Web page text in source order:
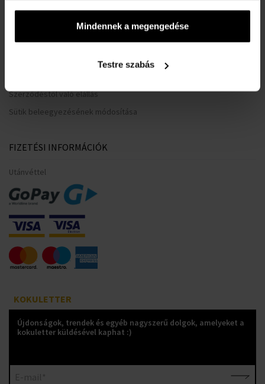
Mindennek a megengedése
Testre szabás
A karórák vízállósága
Gyakori kérdések
Szerződéstől való elállás
Sütik beleegyezésének módosítása
FIZETÉSI INFORMÁCIÓK
Utánvéttel
KOKULETTER
Újdonságok, trendek és egyéb nagyszerű dolgok, amelyeket a
kokuletter küldésével kaphat :)